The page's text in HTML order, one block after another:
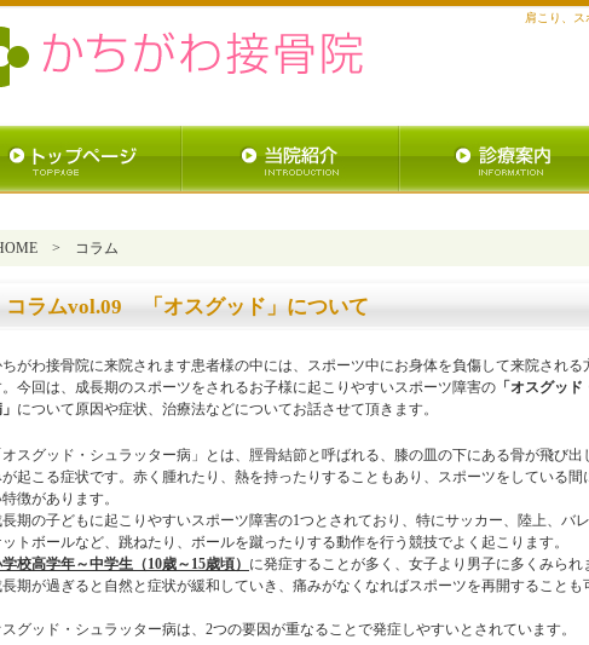
肩こり、
> コラム
コラムvol.09 「オスグッド」について
がわ接骨院に来院されます患者様の中には、スポーツ中にお身体を負傷して来院される
今回は、成長期のスポーツをされるお子様に起こりやすいスポーツ障害の 「オスグッ
について原因や症状、治療法などについてお話させて頂きます。
オスグッド・シュラッター病」とは、脛骨結節と呼ばれる、膝の皿の下にある骨が飛び出
起こる症状です。赤く腫れたり、熱を持ったりすることもあり、スポーツをしている間
特徴があります。
長期の子どもに起こりやすいスポーツ障害の1つとされており、特にサッカー、陸上、バ
トボールなど、跳ねたり、ボールを蹴ったりする動作を行う競技でよく起こります。
校高学年～中学生（10歳～15歳頃） に発症することが多く、女子より男子に多くみられ
長期が過ぎると自然と症状が緩和していき、痛みがなくなればスポーツを再開することも
スグッド・シュラッター病は、2つの要因が重なることで発症しやすいとされています。